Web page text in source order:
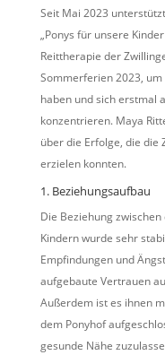
Seit Mai 2023
„Ponys für unsere
Reittherapie der
Sommerferien 2023,
haben und sich erstmal
konzentrieren. Maya
über die Erfolge, die die
erzielen konnten.
1. Beziehungsaufbau
Die Beziehung
Kindern wurde sehr
Empfindungen und
aufgebaute Vertrauen
Außerdem ist es ihnen
dem Ponyhof
gesunde Nähe